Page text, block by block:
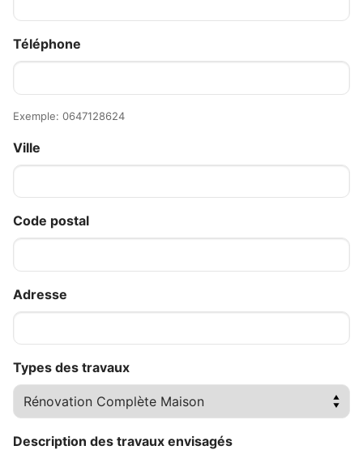
Téléphone
Exemple: 0647128624
Ville
Code postal
Adresse
Types des travaux
Description des travaux envisagés